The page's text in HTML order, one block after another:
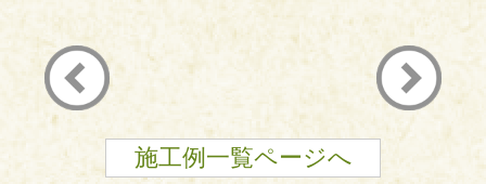
施工例一覧ページへ